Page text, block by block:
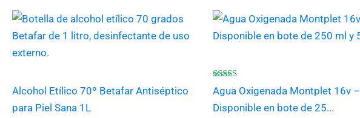
Alcohol Etílico 70º Betafar Antiséptico
para Piel Sana 1L
Valorado
con
4.40
de 5
Agua Oxigenada Montplet 16v –
Disponible en bote de 25...